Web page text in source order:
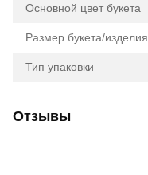
Основной цвет букета
Размер букета/изделия
Тип упаковки
Отзывы